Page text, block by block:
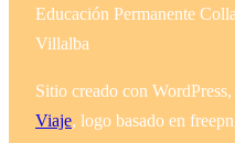
Educación Permanente
Villalba
Sitio creado con
Viaje, logo basado en